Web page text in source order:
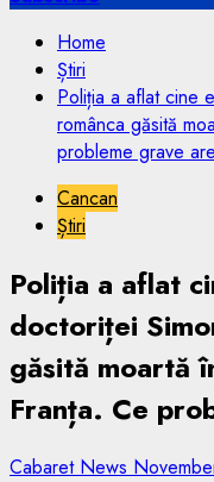
Home
Știri
Poliția a aflat cine
românca găsită
probleme grave
Cancan
Știri
Poliția a aflat
doctoriței
găsită moartă
Franța. Ce
Cabaret News